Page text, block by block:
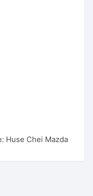
Huse Chei Mazda